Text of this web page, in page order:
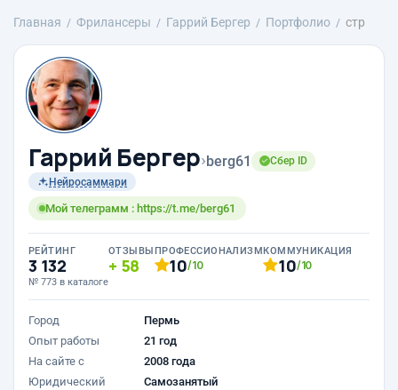
Главная Фрилансеры Гаррий Бергер Портфолио стр
Гаррий Бергер›berg61
Сбер ID
Нейросаммари
Мой телеграмм : https://t.me/berg61
РЕЙТИНГ
3 132
№ 773 в каталоге
ОТЗЫВЫ
58
ПРОФЕССИОНАЛИЗМ
10/10
КОММУНИКАЦИЯ
10/10
Город
Пермь
Опыт работы
21 год
На сайте с
2008 года
Юридический
Самозанятый